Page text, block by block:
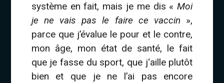
système en fait, mais je me dis «Moi
je ne vais pas le faire ce vaccin »,
parce que j’évalue le pour et le contre,
mon âge, mon état de santé, le fait
que je fasse du sport, que j‘aille plutôt
bien et que je ne l’ai pas encore